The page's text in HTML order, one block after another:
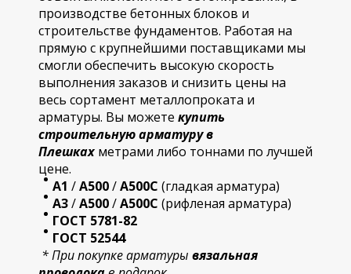
производстве бетонных блоков и
строительстве фундаментов. Работая на
прямую с крупнейшими поставщиками мы
смогли обеспечить высокую скорость
выполнения заказов и снизить цены на
весь сортамент металлопроката и
арматуры. Вы можете купить
строительнуюарматуру в
Плешках метрами либо тоннами по лучшей
цене.
А1 /А500/А500С (гладкая арматура)
А3/А500/А500С (рифленая арматура)
ГОСТ 5781-82
ГОСТ 52544
* При покупке арматуры вязальная